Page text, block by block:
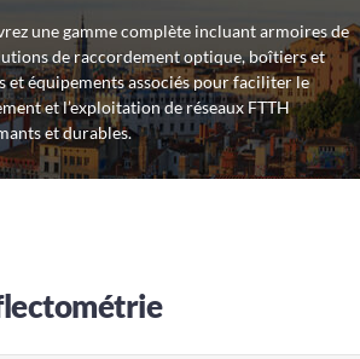
une gamme complète incluant armoires de
de raccordement optique, boîtiers et
et équipements associés pour faciliter le
et l’exploitation de réseaux FTTH
et durables.